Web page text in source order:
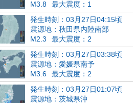
M3.8
最大震度：1
発生時刻：03月27日04:15頃
震源地：秋田県内陸南部
M2.3
最大震度：2
発生時刻：03月27日03:38頃
震源地：愛媛県南予
M3.6
最大震度：2
発生時刻：03月27日01:07頃
震源地：茨城県沖